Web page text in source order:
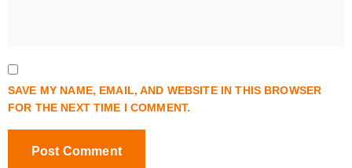
SAVE MY NAME, EMAIL, AND WEBSITE IN THIS BROWSER
FOR THE NEXT TIME I COMMENT.